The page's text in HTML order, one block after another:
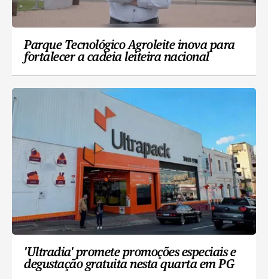
Parque Tecnológico Agroleite inova para
fortalecer a cadeia leiteira nacional
'Ultradia' promete promoções especiais e
degustação gratuita nesta quarta em PG